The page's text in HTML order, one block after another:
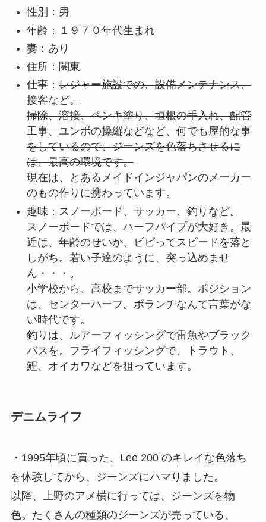
性別：男
年齢：１９７０年代生まれ
妻：あり
住所：関東
仕事：レジャー施設での、設備メンテナンス、
接客など。
掃除、溶接、ペンキ塗り、垣根の手入れ、配管
工事、ユンボの操縦などなど、何でも屋的な事
をしているので、ジーンズを色落ちさせるに
は、最高の環境です。
現在は、とあるメイドインジャパンのメーカー
のもの作りに携わっています。
趣味：スノーボード、サッカー、釣りなど。
スノーボードでは、ハーフパイプが大好き。最
近は、年齢のせいか、ビビってスピードを落と
しがち。若い子達のように、突っ込めませ
ん・・・。
小学校から、高校までサッカー部。ポジション
は、センターハーフ。ボランチなんて言葉がな
い時代です。
釣りは、ルアーフィッシングで雷魚やブラック
バスを。フライフィッシングで、トラウト、
鯉、オイカワなどを狙っています。
デニムライフ
・1995年頃に買った、Lee 200 のキレイな色落ち
を体験してから、ジーンズにハマりました。
以降、上野のアメ横に行っては、ジーンズを物
色。たくさんの種類のジーンズが売っている、